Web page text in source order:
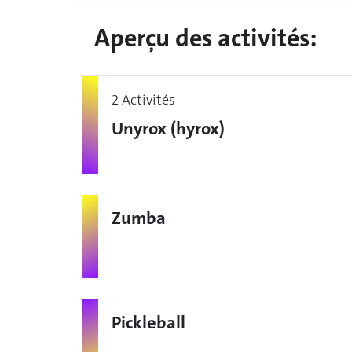
Aperçu des activités:
2 Activités
Unyrox (hyrox)
Zumba
Pickleball